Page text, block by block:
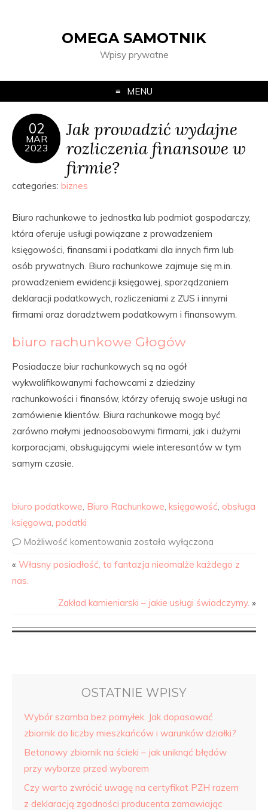
OMEGA SAMOTNIK
Wpisy prywatne
MENU
02
MAR
2023
Jak prowadzić wydajne
rozliczenia finansowe w
firmie?
categories: biznes
Biuro rachunkowe to jednostka lub podmiot gospodarczy,
która oferuje usługi powiązane z prowadzeniem
księgowości, finansami i podatkami dla innych firm lub
osób prywatnych. Biuro rachunkowe zajmuje się m.in.
prowadzeniem ewidencji księgowej, sporządzaniem
deklaracji podatkowych, rozliczeniami z ZUS i innymi
firmami oraz doradztwem podatkowym i finansowym.
biuro rachunkowe Głogów
Posiadacze biur rachunkowych są na ogół
wykwalifikowanymi fachowcami z dziedziny
rachunkowości i finansów, którzy oferują swoje usługi na
zamówienie klientów. Biura rachunkowe mogą być
zarówno małymi jednoosobowymi firmami, jak i dużymi
korporacjami, obsługującymi wiele interesantów w tym
samym czasie.
biuro podatkowe, Biuro Rachunkowe, księgowość, obsługa
księgowa, podatki
Możliwość komentowania została wyłączona
« Własny posiadłość, to fantazja nieomalże każdego z
nas.
Zakład kamieniarski – jakie usługi świadczymy. »
OSTATNIE WPISY
Wybór szamba bez pomyłek. Jak dopasować
zbiornik do liczby mieszkańców i warunków działki?
Betonowy zbiornik na ścieki – jak uniknąć błędów
przy wyborze przed wyborem
Czy warto zwrócić uwagę na certyfikat PZH razem
z deklaracją zgodności producenta zamawiając